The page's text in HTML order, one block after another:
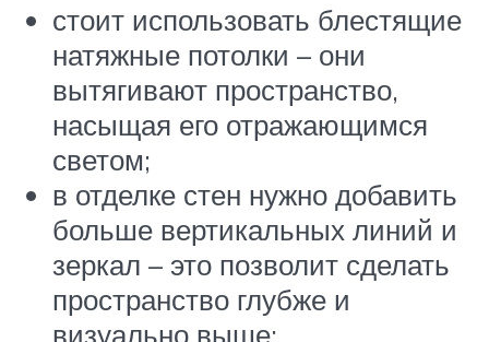
стоит использовать блестящие
натяжные потолки – они
вытягивают пространство,
насыщая его отражающимся
светом;
в отделке стен нужно добавить
больше вертикальных линий и
зеркал – это позволит сделать
пространство глубже и
визуально выше;